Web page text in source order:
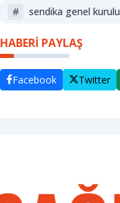
#
sendika genel kurulu
HABERİ PAYLAŞ
Facebook Twitter